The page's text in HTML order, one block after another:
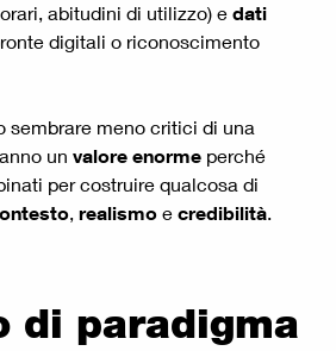
abitudini di utilizzo) e dati
digitali o riconoscimento
sembrare meno critici di una
un valore enorme perché
per costruire qualcosa di
, realismo e credibilità.
di paradigma